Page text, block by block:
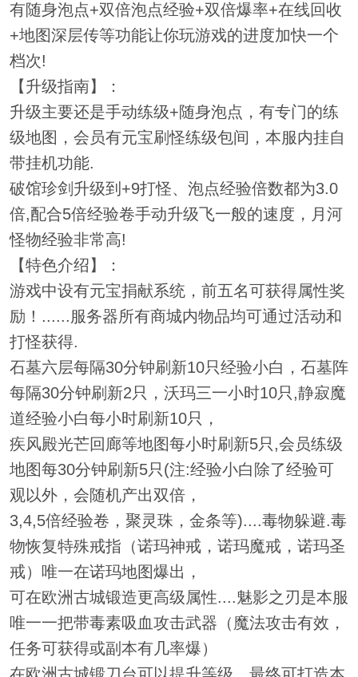
有随身泡点+双倍泡点经验+双倍爆率+在线回收
+地图深层传等功能让你玩游戏的进度加快一个
档次!
【升级指南】：
升级主要还是手动练级+随身泡点，有专门的练
级地图，会员有元宝刷怪练级包间，本服内挂自
带挂机功能.
破馆珍剑升级到+9打怪、泡点经验倍数都为3.0
倍,配合5倍经验卷手动升级飞一般的速度，月河
怪物经验非常高!
【特色介绍】：
游戏中设有元宝捐献系统，前五名可获得属性奖
励！......服务器所有商城内物品均可通过活动和
打怪获得.
石墓六层每隔30分钟刷新10只经验小白，石墓阵
每隔30分钟刷新2只，沃玛三一小时10只,静寂魔
道经验小白每小时刷新10只，
疾风殿光芒回廊等地图每小时刷新5只,会员练级
地图每30分钟刷新5只(注:经验小白除了经验可
观以外，会随机产出双倍，
3,4,5倍经验卷，聚灵珠，金条等)....毒物躲避.毒
物恢复特殊戒指（诺玛神戒，诺玛魔戒，诺玛圣
戒）唯一在诺玛地图爆出，
可在欧洲古城锻造更高级属性....魅影之刃是本服
唯一一把带毒素吸血攻击武器（魔法攻击有效，
任务可获得或副本有几率爆）